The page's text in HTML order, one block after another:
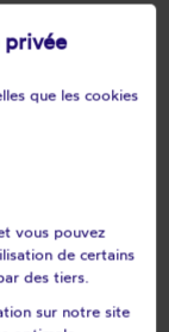
le-bois
sur-seine
le-château
privée
que les cookies
vous pouvez
de certains
des tiers.
sur notre site